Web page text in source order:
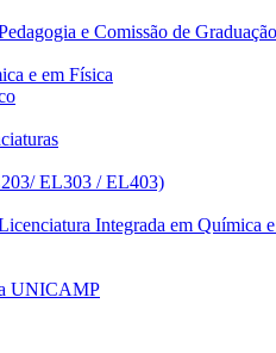
e Comissão de Graduação
e em Física
EL303 / EL403)
Integrada em Química
UNICAMP